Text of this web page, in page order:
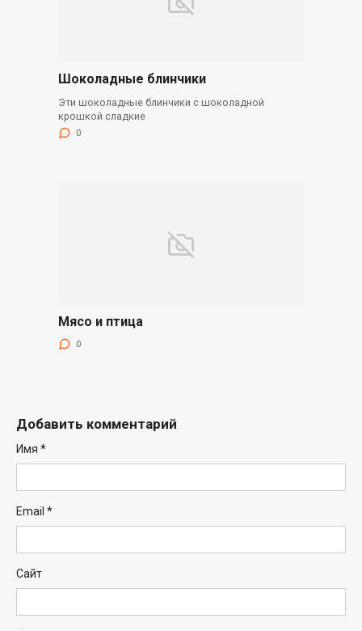
Шоколадные блинчики
Эти шоколадные блинчики с шоколадной
крошкой сладкие
0
Мясо и птица
0
Добавить комментарий
Имя *
Email *
Сайт